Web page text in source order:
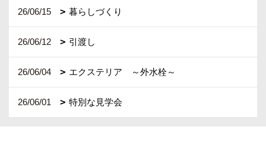
26/06/15 暮らしづくり
26/06/12 引渡し
26/06/04 エクステリア ～外水栓～
26/06/01 特別な見学会